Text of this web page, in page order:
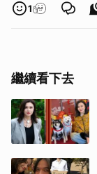
1
繼續看下去